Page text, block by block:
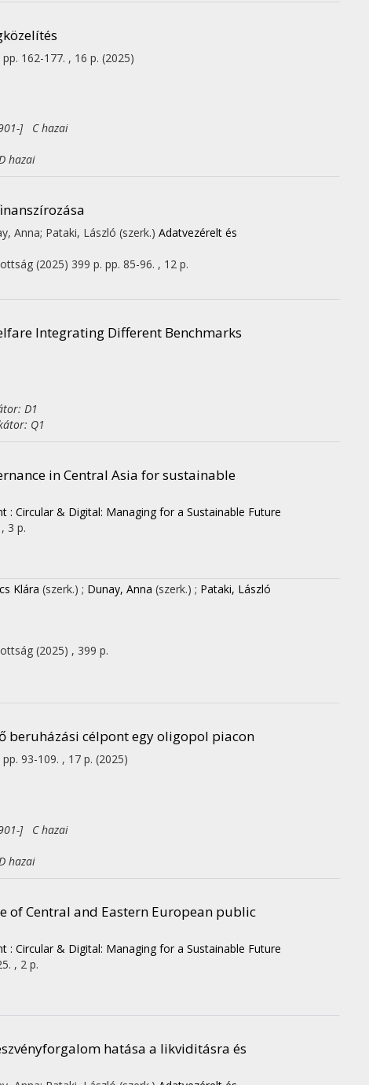
pp. 162-177. , 16 p. (2025)
] C hazai
hazai
Anna; Pataki, László (szerk.) Adatvezérelt és
(2025) 399 p. pp. 85-96. , 12 p.
Integrating Different Benchmarks
D1
Q1
in Central Asia for sustainable
Circular & Digital: Managing for a Sustainable Future
3 p.
Klára (szerk.) ; Dunay, Anna (szerk.) ; Pataki, László
(2025) , 399 p.
beruházási célpont egy oligopol piacon
pp. 93-109. , 17 p. (2025)
] C hazai
hazai
of Central and Eastern European public
Circular & Digital: Managing for a Sustainable Future
, 2 p.
hatása a likviditásra és